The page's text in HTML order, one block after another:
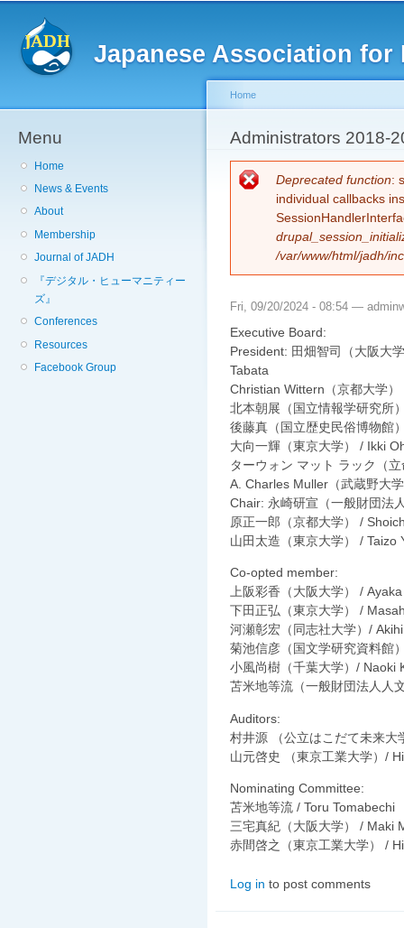
Japanese Association
Menu
Home
News & Events
About
Membership
Journal of JADH
『デジタル・ヒューマニティー
ズ』
Conferences
Resources
Facebook Group
You are here
Home
Administrators 2018-
Error message
Deprecated function:
individual callbacks
/var/www/html/jadh/
Fri, 09/20/2024 - 08:54 —
Executive Board:
President: 田畑智司（大阪大
Tabata
Christian Wittern（京都大学）
北本朝展（国立情報学研究所
後藤真（国立歴史民俗博物館
大向一輝（東京大学） / Ikki
ターウォン マット ラック（
A. Charles Muller（武蔵野大
Chair: 永崎研宣（一般財団法
原正一郎（京都大学） /
山田太造（東京大学） / Taizo
Co-opted member:
上阪彩香（大阪大学） /
下田正弘（東京大学） /
河瀬彰宏（同志社大学）/
菊池信彦（国文学研究資料館
小風尚樹（千葉大学）/ Naoki
苫米地等流（一般財団法人人
Auditors:
村井源 （公立はこだて未来大
山元啓史 （東京工業大学）/
Nominating Committee:
苫米地等流 / Toru Tomabechi
三宅真紀（大阪大学） / Maki
赤間啓之（東京工業大学） /
Log in to post comments